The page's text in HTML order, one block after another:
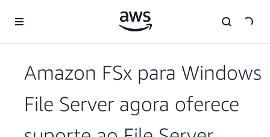
Pular para o conteúdo principal
Amazon FSx para Windows
File Server agora oferece